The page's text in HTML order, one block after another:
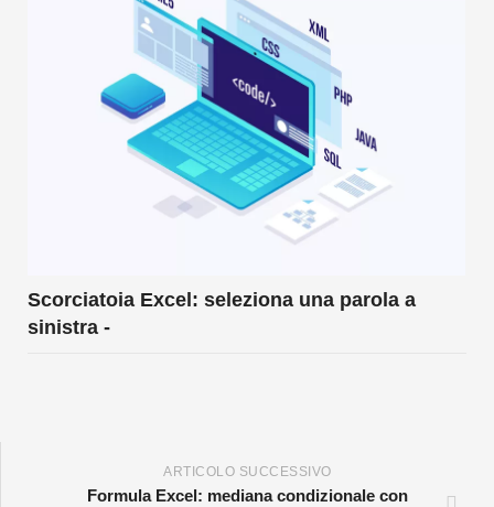
Scorciatoia Excel: seleziona una parola a
sinistra -
ARTICOLO SUCCESSIVO
Formula Excel: mediana condizionale con